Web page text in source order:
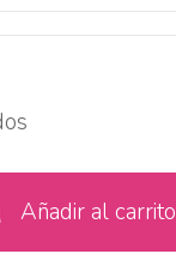
Añadir al carrito